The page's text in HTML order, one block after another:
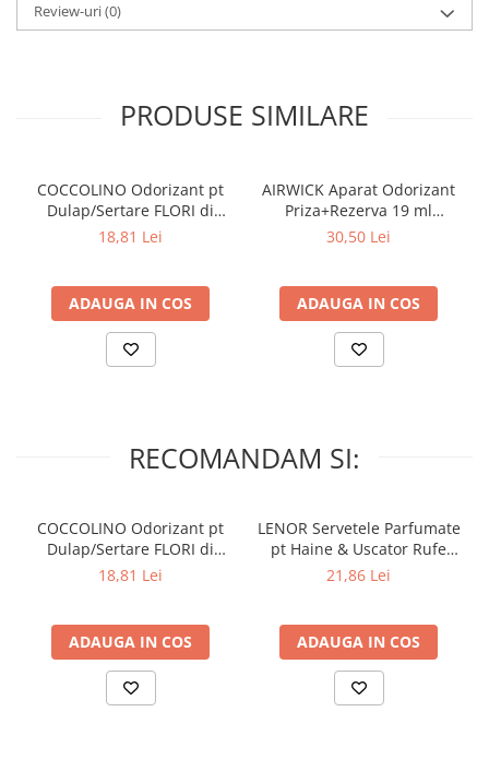
Review-uri(0)
PRODUSE SIMILARE
COCCOLINO Odorizant pt
Dulap/Sertare FLORI di
PRIMAVERA 3 buc
18,81 Lei
ADAUGA IN COS
AIRWICK Aparat Odorizant
Priza+Rezerva 19 ml
Sparkling Rose & Raspberry
30,50 Lei
ADAUGA IN COS
RECOMANDAM SI:
COCCOLINO Odorizant pt
Dulap/Sertare FLORI di
PRIMAVERA 3 buc
18,81 Lei
ADAUGA IN COS
LENOR Servetele Parfumate
pt Haine & Uscator Rufe
SPRING AWAKENING 34 buc
21,86 Lei
ADAUGA IN COS